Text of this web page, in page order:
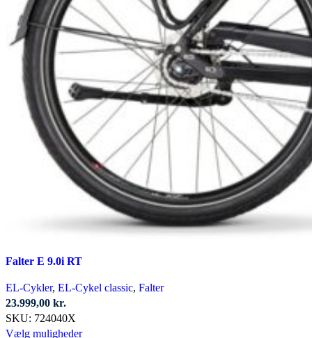
Falter E 9.0i RT
EL-Cykler, EL-Cykel classic, Falter
23.999,00 kr.
SKU: 724040X
Vælg mulighederDette